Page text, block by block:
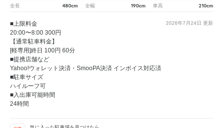
全長 480cm 全幅 190cm 車高 210cm
2026年7月24日 更新
■上限料金
20:00〜8:00 300円
【通常駐車料金】
[軽専用]終日 100円 60分
■提携店舗など
Yahoo!ウォレット決済・SmooPA決済 インボイス対応済
■駐車サイズ
ハイルーフ可
■入出庫可能時間
24時間